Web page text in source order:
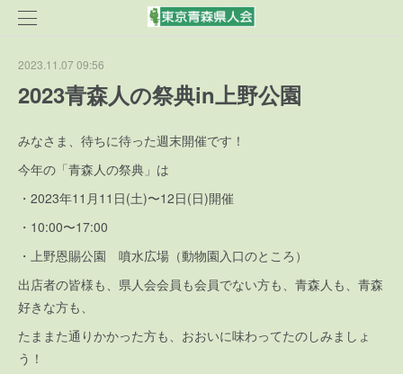
2023.11.07 09:56
2023青森人の祭典in上野公園
みなさま、待ちに待った週末開催です！
今年の「青森人の祭典」は
・2023年11月11日(土)〜12日(日)開催
・10:00〜17:00
・上野恩賜公園 噴水広場（動物園入口のところ）
出店者の皆様も、県人会会員も会員でない方も、青森人も、青森
好きな方も、
たままた通りかかった方も、おおいに味わってたのしみましょ
う！